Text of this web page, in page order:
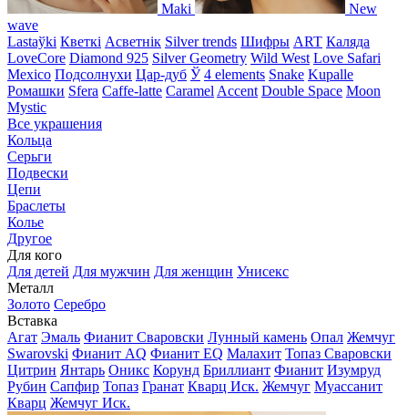
Maki
New
wave
Lastaўki Кветкі Асветнiк Silver trends Шифры ART Каляда
LoveCore Diamond 925 Silver Geometry Wild West Love Safari
Mexico Подсолнухи Цар-дуб Ў 4 elements Snake Kupalle
Ромашки Sfera Caffe-latte Caramel Accent Double Space Moon
Mystic
Все украшения
Кольца
Серьги
Подвески
Цепи
Браслеты
Колье
Другое
Для кого
Для детей Для мужчин Для женщин Унисекс
Металл
Золото Серебро
Вставка
Агат Эмаль Фианит Сваровски Лунный камень Опал Жемчуг
Swarovski Фианит AQ Фианит EQ Малахит Топаз Сваровски
Цитрин Янтарь Оникс Корунд Бриллиант Фианит Изумруд
Рубин Сапфир Топаз Гранат Кварц Иск. Жемчуг Муассанит
Кварц Жемчуг Иск.